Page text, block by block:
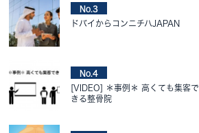
No.3
ドバイからコンニチハJAPAN
No.4
[VIDEO] ＊事例＊ 高くても集客で
きる整骨院